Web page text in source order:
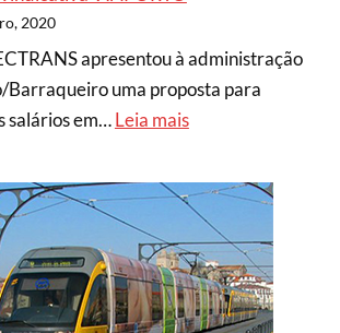
2020
apresentou à administração
Barraqueiro uma proposta para
salários em…Leia mais